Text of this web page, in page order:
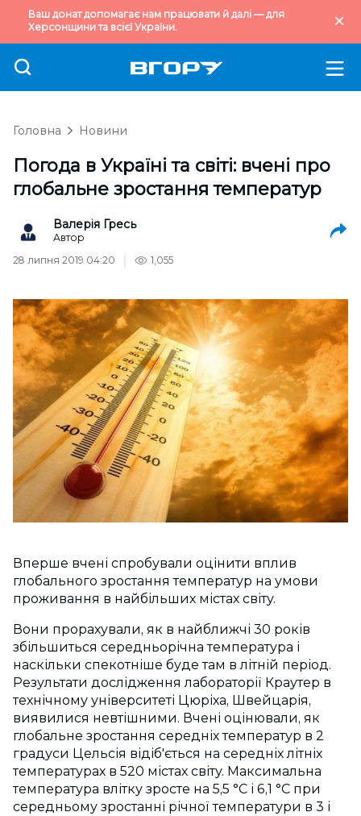
Ваш донат допомагає нам працювати й далі — для
Херсонщини та всієї України.
Головна Новини
Погода в Україні та світі: вчені про
глобальне зростання температур
Валерія Гресь
Автор
28 липня 2019 04:20
1,055
Вперше вчені спробували оцінити вплив
глобального зростання температур на умови
проживання в найбільших містах світу.
Вони прорахували, як в найближчі 30 років
збільшиться середньорічна температура і
наскільки спекотніше буде там в літній період.
Результати дослідження лабораторії Краутер в
технічному університеті Цюріха, Швейцарія,
виявилися невтішними. Вчені оцінювали, як
глобальне зростання середніх температур в 2
градуси Цельсія відіб'ється на середніх літніх
температурах в 520 містах світу. Максимальна
температура влітку зросте на 5,5 °С і 6,1 °С при
середньому зростанні річної температури в 3 і